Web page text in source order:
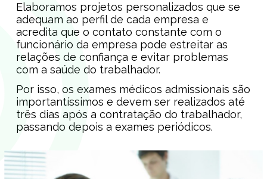
Elaboramos projetos personalizados que se
adequam ao perfil de cada empresa e
acredita que o contato constante com o
funcionário da empresa pode estreitar as
relações de confiança e evitar problemas
com a saúde do trabalhador.
Por isso, os exames médicos admissionais são
importantíssimos e devem ser realizados até
três dias após a contratação do trabalhador,
passando depois a exames periódicos.